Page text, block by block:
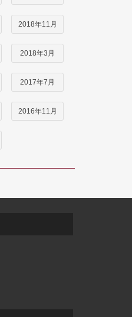
2018年11月
2018年3月
2017年7月
2016年11月